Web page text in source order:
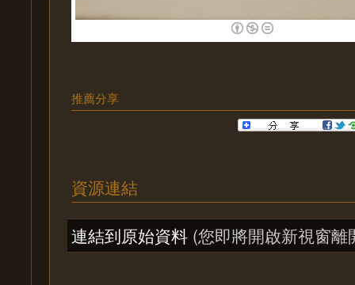
推薦分享
資源連結
連結到原始資料 (您即將開啟新視窗離